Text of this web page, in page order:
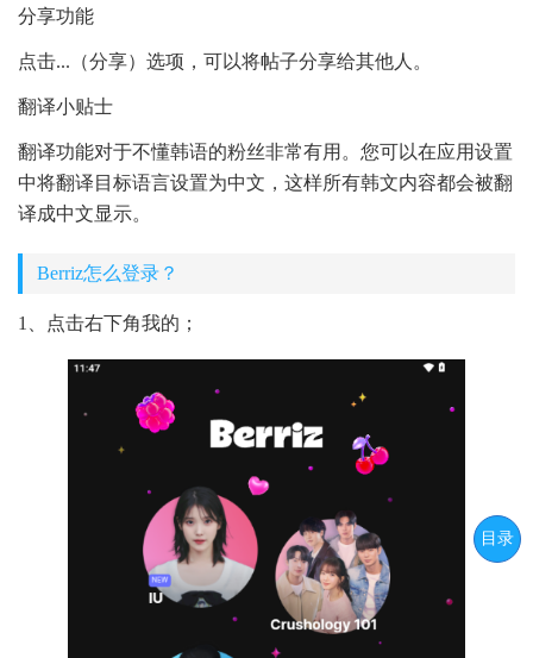
分享功能
点击...（分享）选项，可以将帖子分享给其他人。
翻译小贴士
翻译功能对于不懂韩语的粉丝非常有用。您可以在应用设置
中将翻译目标语言设置为中文，这样所有韩文内容都会被翻
译成中文显示。
Berriz怎么登录？
1、点击右下角我的；
目录